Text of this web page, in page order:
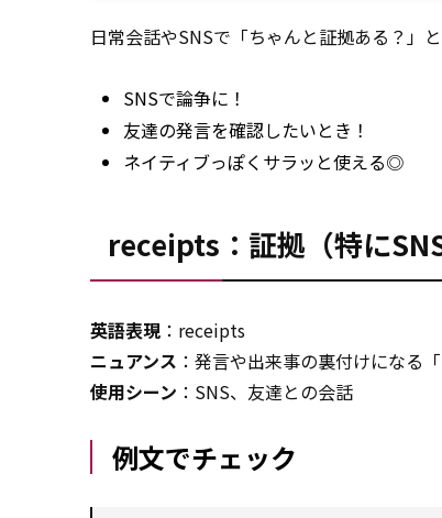
日常会話やSNSで「ちゃんと証拠ある？」
SNSで論争に！
友達の発言を確認したいとき！
ネイティブっぽくサラッと使える◎
receipts：証拠（特にSNS
英語表現 ：receipts
ニュアンス ：発言や出来事の裏付けになる
使用シーン ：SNS、友達との会話
例文でチェック